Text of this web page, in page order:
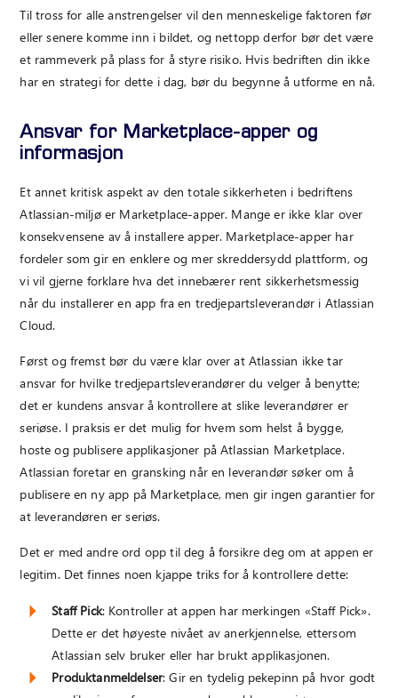
Til tross for alle anstrengelser vil den menneskelige faktoren før
eller senere komme inn i bildet, og nettopp derfor bør det være
et rammeverk på plass for å styre risiko. Hvis bedriften din ikke
har en strategi for dette i dag, bør du begynne å utforme en nå.
Ansvar for Marketplace-apper og
informasjon
Et annet kritisk aspekt av den totale sikkerheten i bedriftens
Atlassian-miljø er Marketplace-apper. Mange er ikke klar over
konsekvensene av å installere apper. Marketplace-apper har
fordeler som gir en enklere og mer skreddersydd plattform, og
vi vil gjerne forklare hva det innebærer rent sikkerhetsmessig
når du installerer en app fra en tredjepartsleverandør i Atlassian
Cloud.
Først og fremst bør du være klar over at Atlassian ikke tar
ansvar for hvilke tredjepartsleverandører du velger å benytte;
det er kundens ansvar å kontrollere at slike leverandører er
seriøse. I praksis er det mulig for hvem som helst å bygge,
hoste og publisere applikasjoner på Atlassian Marketplace.
Atlassian foretar en gransking når en leverandør søker om å
publisere en ny app på Marketplace, men gir ingen garantier for
at leverandøren er seriøs.
Det er med andre ord opp til deg å forsikre deg om at appen er
legitim. Det finnes noen kjappe triks for å kontrollere dette:
Staff Pick: Kontroller at appen har merkingen «Staff Pick».
Dette er det høyeste nivået av anerkjennelse, ettersom
Atlassian selv bruker eller har brukt applikasjonen.
Produktanmeldelser: Gir en tydelig pekepinn på hvor godt